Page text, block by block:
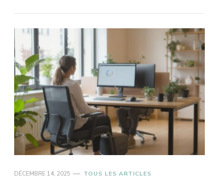
DÉCEMBRE 14, 2025 TOUS LES ARTICLES